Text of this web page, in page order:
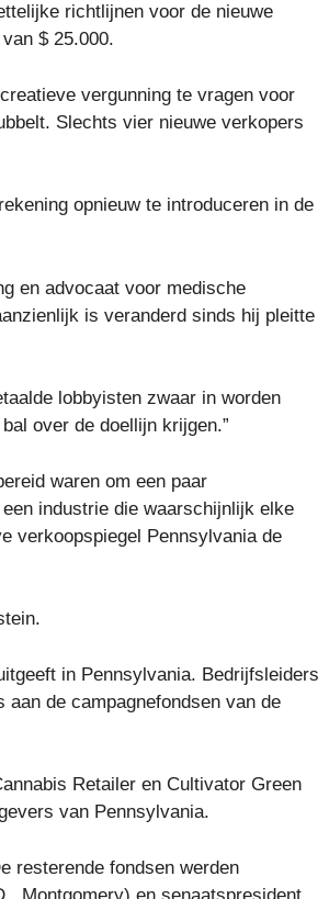
richtlijnen voor de nieuwe
$ 25.000.
vergunning te vragen voor
Slechts vier nieuwe verkopers
opnieuw te introduceren in de
en advocaat voor medische
is veranderd sinds hij pleitte
lobbyisten zwaar in worden
over de doellijn krijgen.”
waren om een ​​paar
industrie die waarschijnlijk elke
verkoopspiegel Pennsylvania de
in Pennsylvania. Bedrijfsleiders
de campagnefondsen van de
Retailer en Cultivator Green
van Pennsylvania.
resterende fondsen werden
Montgomery) en senaatspresident